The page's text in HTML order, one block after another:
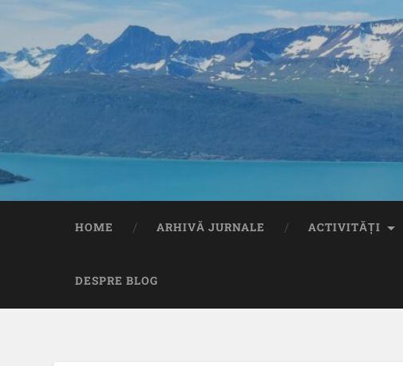
HOME ARHIVĂ JURNALE ACTIVITĂȚI
DESPRE BLOG